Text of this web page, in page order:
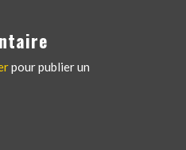
pour publier un